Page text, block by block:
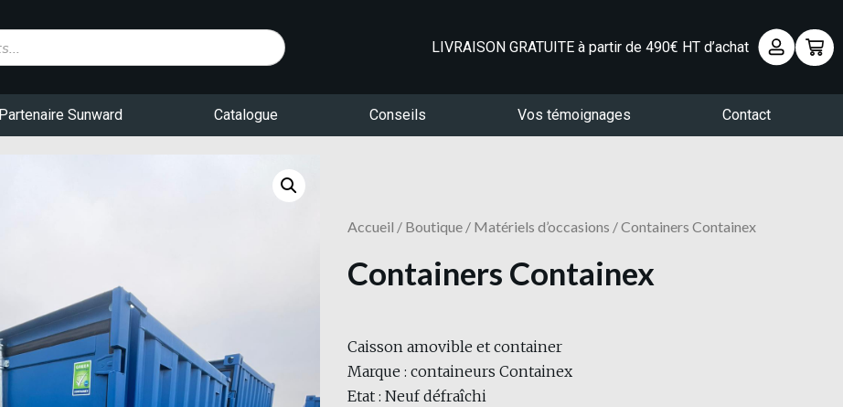
LIVRAISON GRATUITE à partir de 490€ HT d’achat
Partenaire Sunward Catalogue Conseils Vos témoignages Contact
Accueil / Boutique/ Matériels d’occasions / Containers Containex
Containers Containex
Caisson amovible et container
Marque : containeurs Containex
Etat : Neuf défraîchi